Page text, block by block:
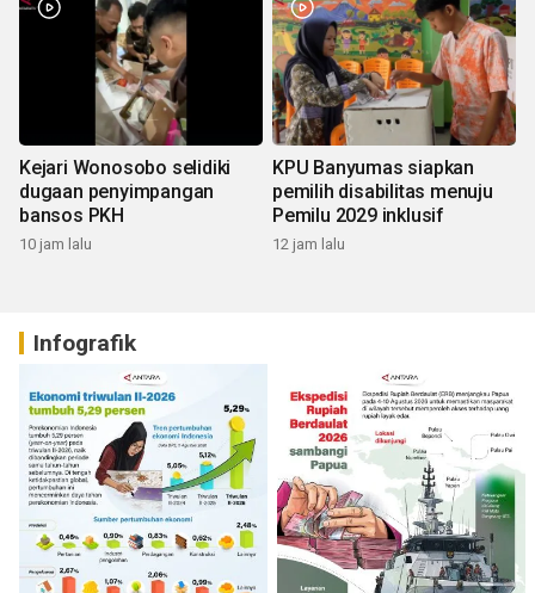
Kejari Wonosobo selidiki
dugaan penyimpangan
bansos PKH
10 jam lalu
KPU Banyumas siapkan
pemilih disabilitas menuju
Pemilu 2029 inklusif
12 jam lalu
Infografik